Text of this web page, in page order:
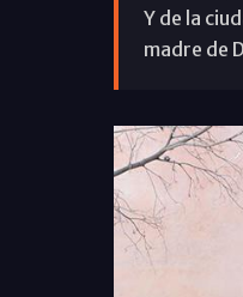
Y de la
madre de